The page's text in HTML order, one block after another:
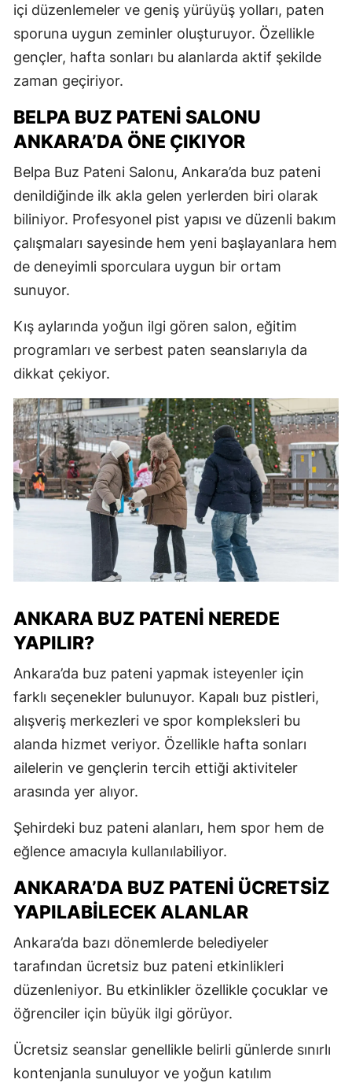
içi düzenlemeler ve geniş yürüyüş yolları, paten
sporuna uygun zeminler oluşturuyor. Özellikle
gençler, hafta sonları bu alanlarda aktif şekilde
zaman geçiriyor.
BELPA BUZ PATENI SALONU
ANKARA’DA ÖNE ÇIKIYOR
Belpa Buz Pateni Salonu, Ankara’da buz pateni
denildiğinde ilk akla gelen yerlerden biri olarak
biliniyor. Profesyonel pist yapısı ve düzenli bakım
çalışmaları sayesinde hem yeni başlayanlara hem
de deneyimli sporculara uygun bir ortam
sunuyor.
Kış aylarında yoğun ilgi gören salon, eğitim
programları ve serbest paten seanslarıyla da
dikkat çekiyor.
ANKARA BUZ PATENI NEREDE
YAPILIR?
Ankara’da buz pateni yapmak isteyenler için
farklı seçenekler bulunuyor. Kapalı buz pistleri,
alışveriş merkezleri ve spor kompleksleri bu
alanda hizmet veriyor. Özellikle hafta sonları
ailelerin ve gençlerin tercih ettiği aktiviteler
arasında yer alıyor.
Şehirdeki buz pateni alanları, hem spor hem de
eğlence amacıyla kullanılabiliyor.
ANKARA’DA BUZ PATENI ÜCRETSIZ
YAPILABILECEK ALANLAR
Ankara’da bazı dönemlerde belediyeler
tarafından ücretsiz buz pateni etkinlikleri
düzenleniyor. Bu etkinlikler özellikle çocuklar ve
öğrenciler için büyük ilgi görüyor.
Ücretsiz seanslar genellikle belirli günlerde sınırlı
kontenjanla sunuluyor ve yoğun katılım